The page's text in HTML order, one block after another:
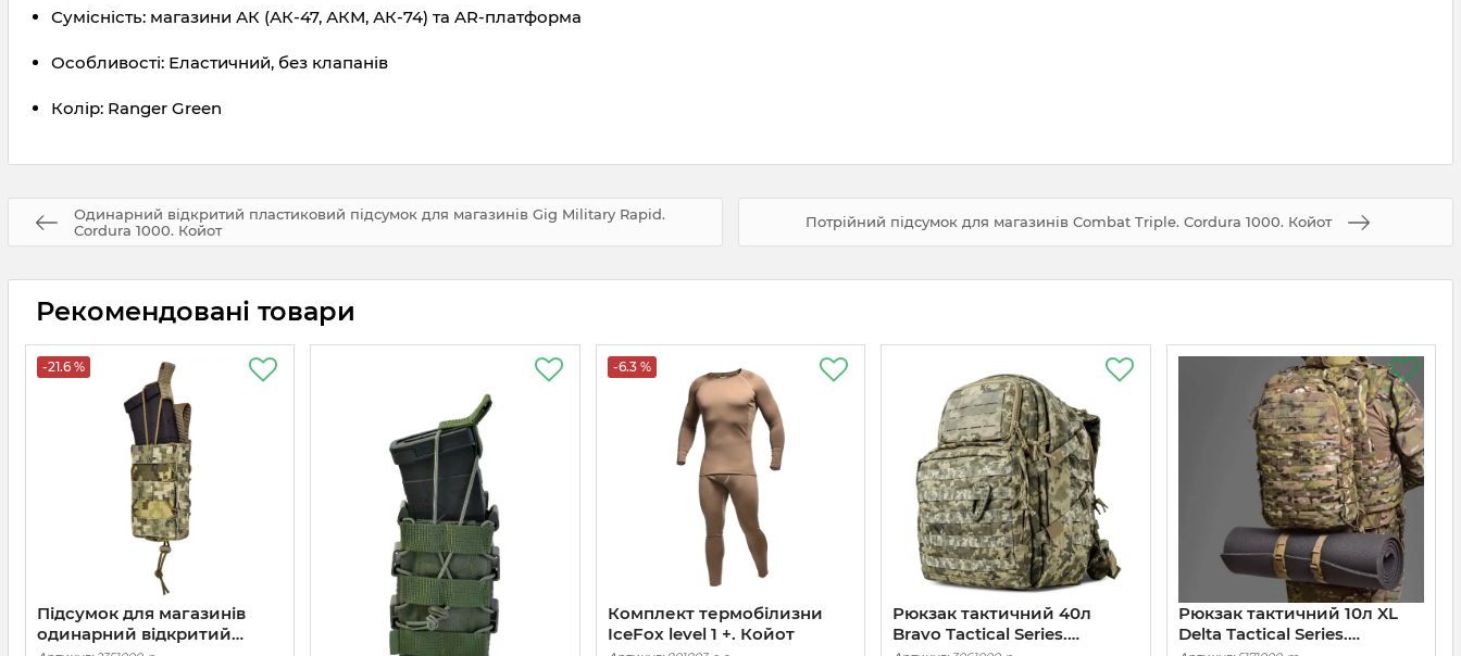
Сумісність: магазини АК (АК-47, АКМ, АК-74) та AR-платформа
Особливості: Еластичний, без клапанів
Колір: Ranger Green
Одинарний відкритий пластиковий підсумок для магазинів Gig Military Rapid.
Cordura 1000. Койот
Потрійний підсумок для магазинів Combat Triple. Cordura 1000. Койот
Рекомендовані товари
-21.6 %
Підсумок для магазинів
одинарний відкритий
-6.3 %
Комплект термобілизни
IceFox level 1 +. Койот
Рюкзак тактичний 40л
Bravo Tactical Series.
Рюкзак тактичний 10л XL
Delta Tactical Series.